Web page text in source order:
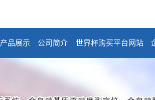
产品展示 公司简介 世界杯购买平台网站